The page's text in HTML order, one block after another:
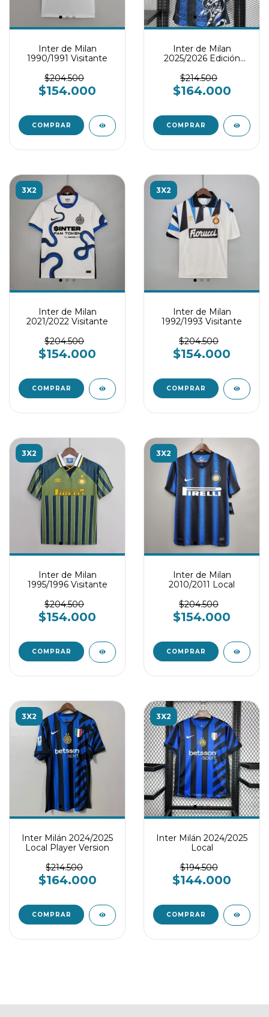
Inter de Milan
1990/1991 Visitante
$204.500
$154.000
COMPRAR
Inter de Milan
2025/2026 Edición
Version
$214.500
$164.000
COMPRAR
3X2
Inter de Milan
2021/2022 Visitante
$204.500
$154.000
COMPRAR
3X2
Inter de Milan
1992/1993 Visitante
$204.500
$154.000
COMPRAR
3X2
Inter de Milan
1995/1996 Visitante
$204.500
$154.000
COMPRAR
3X2
Inter de Milan
2010/2011 Local
$204.500
$154.000
COMPRAR
3X2
Inter Milán 2024/2025
Local Player Version
$214.500
$164.000
COMPRAR
3X2
Inter Milán 2024/2025
Local
$194.500
$144.000
COMPRAR